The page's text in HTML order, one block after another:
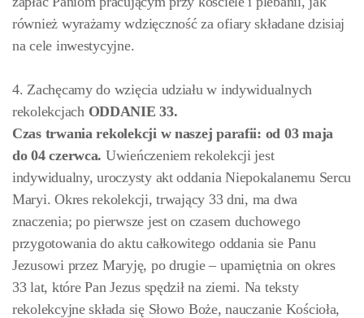
również wyrażamy wdzięczność za ofiary składane dzisiaj
na cele inwestycyjne.
4. Zachęcamy do wzięcia udziału w indywidualnych
rekolekcjach ODDANIE 33.
Czas trwania rekolekcji w naszej parafii: od 03 maja
do 04 czerwca. Uwieńczeniem rekolekcji jest
indywidualny, uroczysty akt oddania Niepokalanemu Sercu
Maryi. Okres rekolekcji, trwający 33 dni, ma dwa
znaczenia; po pierwsze jest on czasem duchowego
przygotowania do aktu całkowitego oddania sie Panu
Jezusowi przez Maryję, po drugie – upamiętnia on okres
33 lat, które Pan Jezus spędził na ziemi. Na teksty
rekolekcyjne składa się Słowo Boże, nauczanie Kościoła,